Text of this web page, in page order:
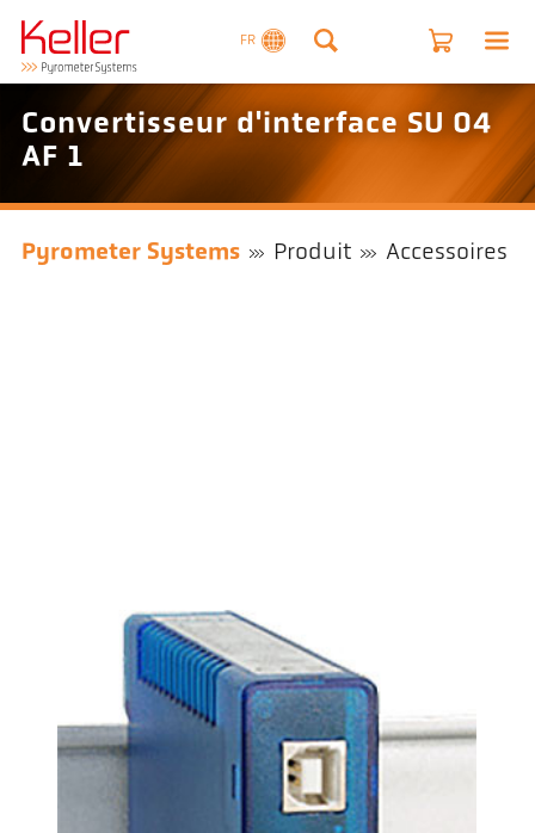
FR
Convertisseur d'interface SU 04
AF 1
Pyrometer Systems Produit Accessoires